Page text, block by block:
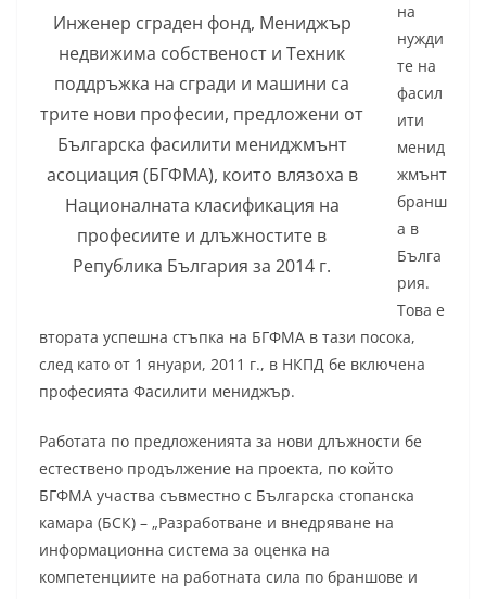
Инженер сграден фонд, Мениджър
недвижима собственост и Техник
поддръжка на сгради и машини са
трите нови професии, предложени от
Българска фасилити мениджмънт
асоциация (БГФМА), които влязоха в
Националната класификация на
професиите и длъжностите в
Република България за 2014 г.
на
нужди
те на
фасил
ити
менид
жмънт
бранш
а в
Бълга
рия.
Това е
втората успешна стъпка на БГФМА в тази посока,
след като от 1 януари, 2011 г., в НКПД бе включена
професията Фасилити мениджър.
Работата по предложенията за нови длъжности бе
естествено продължение на проекта, по който
БГФМА участва съвместно с Българска стопанска
камара (БСК) – „Разработване и внедряване на
информационна система за оценка на
компетенциите на работната сила по браншове и